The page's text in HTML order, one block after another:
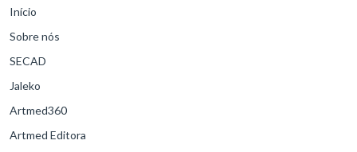
Início
Sobre nós
SECAD
Jaleko
Artmed360
Artmed Editora